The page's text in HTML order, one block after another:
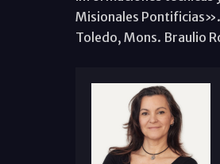
Misionales
Toledo, Mons. Braulio